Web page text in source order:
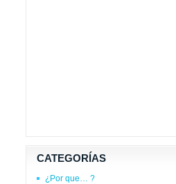
CATEGORÍAS
¿Por que… ?